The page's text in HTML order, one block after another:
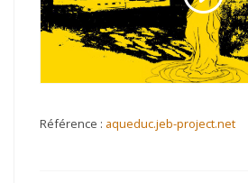
Référence : aqueduc.jeb-project.net